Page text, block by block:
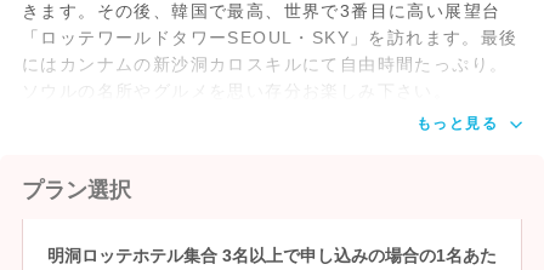
きます。その後、韓国で最高、世界で3番目に高い展望台
「ロッテワールドタワーSEOUL・SKY」を訪れます。最後
にはカンナムの新沙洞カロスキルにて自由時間たっぷり。
ソウルの名所やグルメを思い存分お楽しみ下さい。
もっと見る
プラン選択
明洞ロッテホテル集合 3名以上で申し込みの場合の1名あた